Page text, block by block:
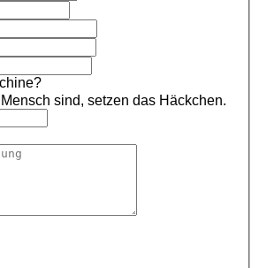
sind, setzen das Häckchen.